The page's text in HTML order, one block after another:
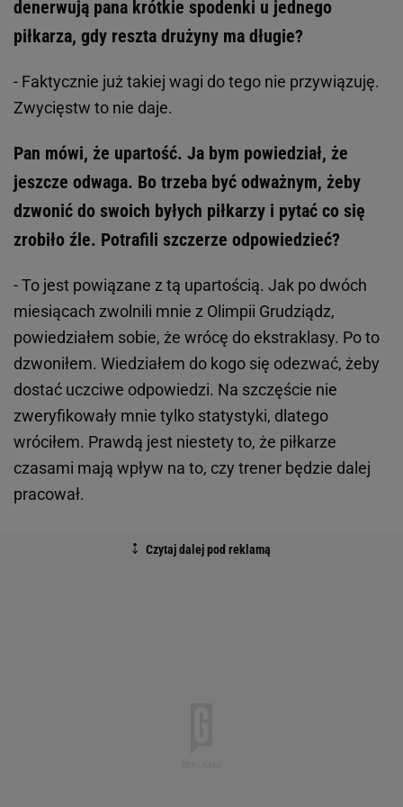
denerwują pana krótkie spodenki u jednego
piłkarza, gdy reszta drużyny ma długie?
- Faktycznie już takiej wagi do tego nie przywiązuję.
Zwycięstw to nie daje.
Pan mówi, że upartość. Ja bym powiedział, że
jeszcze odwaga. Bo trzeba być odważnym, żeby
dzwonić do swoich byłych piłkarzy i pytać co się
zrobiło źle. Potrafili szczerze odpowiedzieć?
- To jest powiązane z tą upartością. Jak po dwóch
miesiącach zwolnili mnie z Olimpii Grudziądz,
powiedziałem sobie, że wrócę do ekstraklasy. Po to
dzwoniłem. Wiedziałem do kogo się odezwać, żeby
dostać uczciwe odpowiedzi. Na szczęście nie
zweryfikowały mnie tylko statystyki, dlatego
wróciłem. Prawdą jest niestety to, że piłkarze
czasami mają wpływ na to, czy trener będzie dalej
pracował.